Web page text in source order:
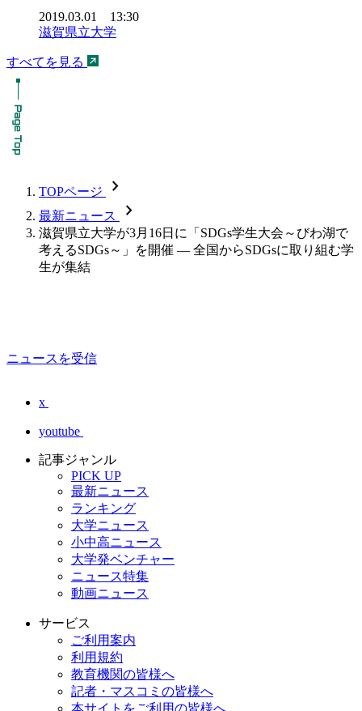
2019.03.01 13:30
滋賀県立大学
すべてを見る
TOPページ chevron_forward
最新ニュース chevron_forward
滋賀県立大学が3月16日に「SDGs学生大会～びわ湖で
考えるSDGs～」を開催 — 全国からSDGsに取り組む学
生が集結
ニュースを受信
x
youtube
記事ジャンル
PICK UP
最新ニュース
ランキング
大学ニュース
小中高ニュース
大学発ベンチャー
ニュース特集
動画ニュース
サービス
ご利用案内
利用規約
教育機関の皆様へ
記者・マスコミの皆様へ